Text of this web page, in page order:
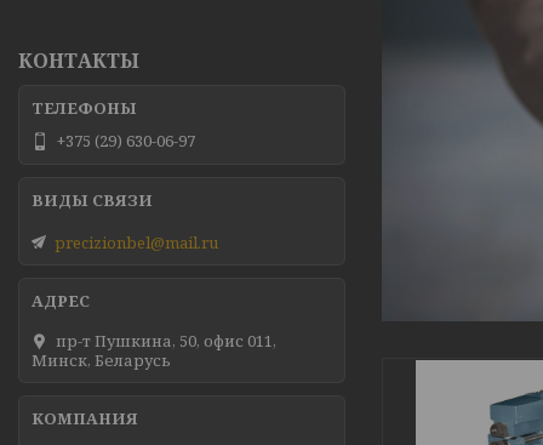
КОНТАКТЫ
+375 (29) 630-06-97
precizionbel@mail.ru
пр-т Пушкина, 50, офис 011,
Минск, Беларусь